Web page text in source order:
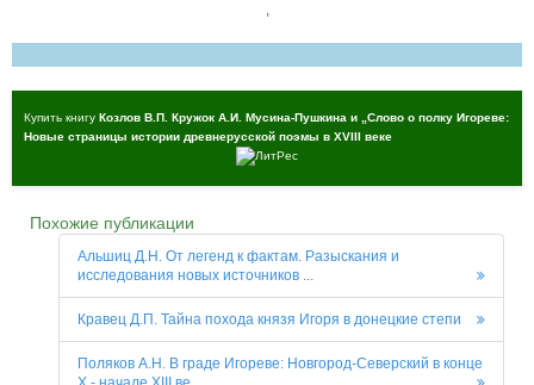
,
Купить книгу Козлов В.П. Кружок А.И. Мусина-Пушкина и „Слово о полку Игореве:
Новые страницы истории древнерусской поэмы в XVIII веке
Похожие публикации
Альшиц Д.Н. От легенд к фактам. Разыскания и
исследования новых источников ...
Кравец Д.П. Тайна похода князя Игоря в донецкие степи
Поляков А.Н. В граде Игореве: Новгород-Северский в конце